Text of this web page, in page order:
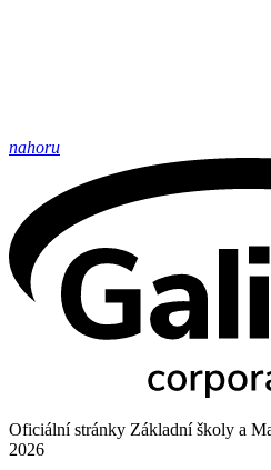
nahoru
Oficiální stránky Základní školy a
2026